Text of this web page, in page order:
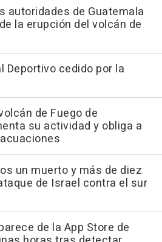
autoridades de Guatemala
la erupción del volcán de
Deportivo cedido por la
de Fuego de
su actividad y obliga a
un muerto y más de diez
de Israel contra el sur
de la App Store de